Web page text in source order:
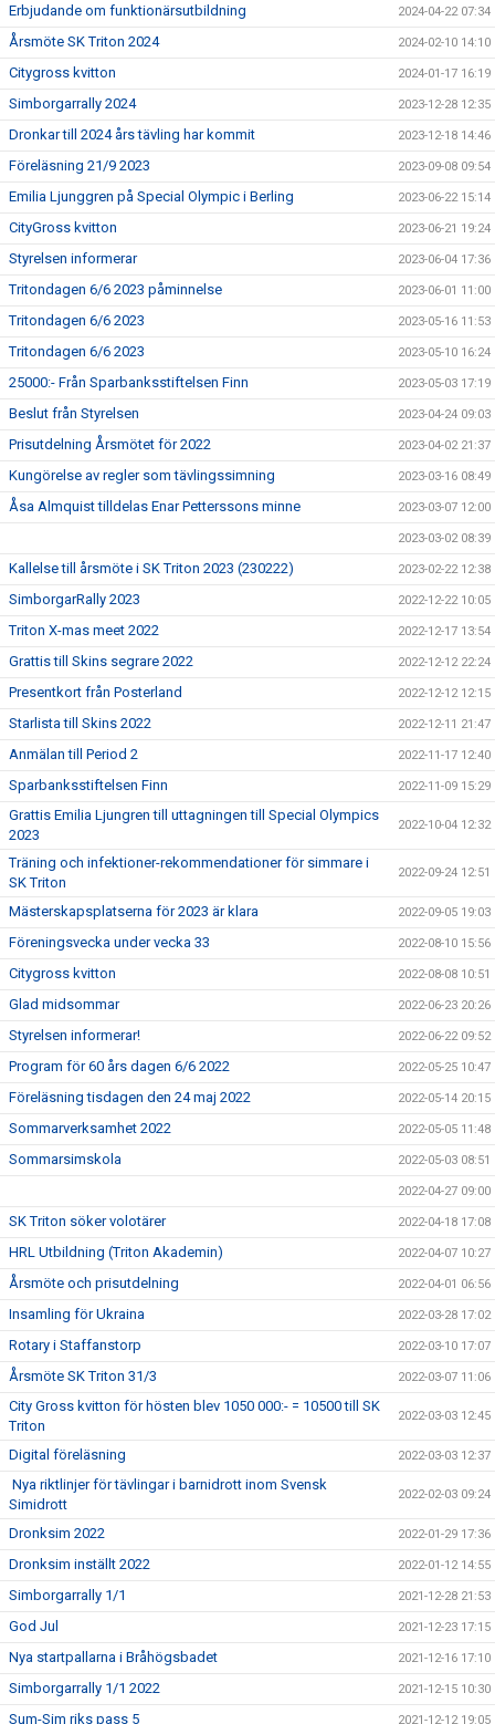
Erbjudande om funktionärsutbildning 2024-04-22 07:34
Årsmöte SK Triton 2024 2024-02-10 14:10
Citygross kvitton 2024-01-17 16:19
Simborgarrally 2024 2023-12-28 12:35
Dronkar till 2024 års tävling har kommit 2023-12-18 14:46
Föreläsning 21/9 2023 2023-09-08 09:54
Emilia Ljunggren på Special Olympic i Berling 2023-06-22 15:14
CityGross kvitton 2023-06-21 19:24
Styrelsen informerar 2023-06-04 17:36
Tritondagen 6/6 2023 påminnelse 2023-06-01 11:00
Tritondagen 6/6 2023 2023-05-16 11:53
Tritondagen 6/6 2023 2023-05-10 16:24
25000:- Från Sparbanksstiftelsen Finn 2023-05-03 17:19
Beslut från Styrelsen 2023-04-24 09:03
Prisutdelning Årsmötet för 2022 2023-04-02 21:37
Kungörelse av regler som tävlingssimning 2023-03-16 08:49
Åsa Almquist tilldelas Enar Petterssons minne 2023-03-07 12:00
2023-03-02 08:39
Kallelse till årsmöte i SK Triton 2023 (230222) 2023-02-22 12:38
SimborgarRally 2023 2022-12-22 10:05
Triton X-mas meet 2022 2022-12-17 13:54
Grattis till Skins segrare 2022 2022-12-12 22:24
Presentkort från Posterland 2022-12-12 12:15
Starlista till Skins 2022 2022-12-11 21:47
Anmälan till Period 2 2022-11-17 12:40
Sparbanksstiftelsen Finn 2022-11-09 15:29
Grattis Emilia Ljungren till uttagningen till Special Olympics
2023
2022-10-04 12:32
Träning och infektioner-rekommendationer för simmare i
SK Triton
2022-09-24 12:51
Mästerskapsplatserna för 2023 är klara 2022-09-05 19:03
Föreningsvecka under vecka 33 2022-08-10 15:56
Citygross kvitton 2022-08-08 10:51
Glad midsommar 2022-06-23 20:26
Styrelsen informerar! 2022-06-22 09:52
Program för 60 års dagen 6/6 2022 2022-05-25 10:47
Föreläsning tisdagen den 24 maj 2022 2022-05-14 20:15
Sommarverksamhet 2022 2022-05-05 11:48
Sommarsimskola 2022-05-03 08:51
2022-04-27 09:00
SK Triton söker volotärer 2022-04-18 17:08
HRL Utbildning (Triton Akademin) 2022-04-07 10:27
Årsmöte och prisutdelning 2022-04-01 06:56
Insamling för Ukraina 2022-03-28 17:02
Rotary i Staffanstorp 2022-03-10 17:07
Årsmöte SK Triton 31/3 2022-03-07 11:06
City Gross kvitton för hösten blev 1050 000:- = 10500 till SK
Triton
2022-03-03 12:45
Digital föreläsning 2022-03-03 12:37
Nya riktlinjer för tävlingar i barnidrott inom Svensk
Simidrott
2022-02-03 09:24
Dronksim 2022 2022-01-29 17:36
Dronksim inställt 2022 2022-01-12 14:55
Simborgarrally 1/1 2021-12-28 21:53
God Jul 2021-12-23 17:15
Nya startpallarna i Bråhögsbadet 2021-12-16 17:10
Simborgarrally 1/1 2022 2021-12-15 10:30
Sum-Sim riks pass 5 2021-12-12 19:05